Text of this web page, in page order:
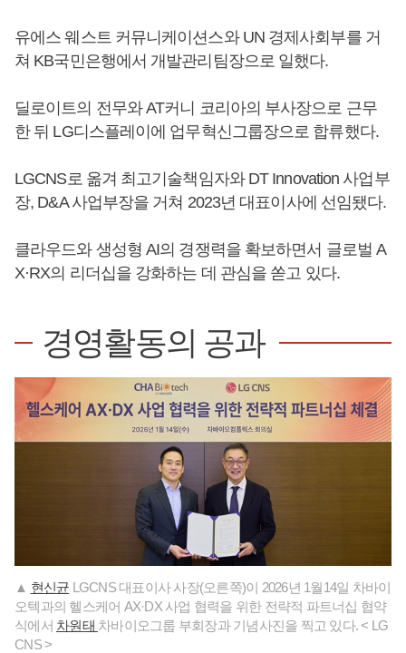
유에스 웨스트 커뮤니케이션스와 UN 경제사회부를 거
쳐 KB국민은행에서 개발관리팀장으로 일했다.
딜로이트의 전무와 AT커니 코리아의 부사장으로 근무
한 뒤 LG디스플레이에 업무혁신그룹장으로 합류했다.
LGCNS로 옮겨 최고기술책임자와 DT Innovation 사업부
장, D&A 사업부장을 거쳐 2023년 대표이사에 선임됐다.
클라우드와 생성형 AI의 경쟁력을 확보하면서 글로벌 A
X·RX의 리더십을 강화하는 데 관심을 쏟고 있다.
경영활동의 공과
▲ 현신균 LGCNS 대표이사 사장(오른쪽)이 2026년 1월14일 차바이
오텍과의 헬스케어 AX·DX 사업 협력을 위한 전략적 파트너십 협약
식에서 차원태 차바이오그룹 부회장과 기념사진을 찍고 있다. < LG
CNS >